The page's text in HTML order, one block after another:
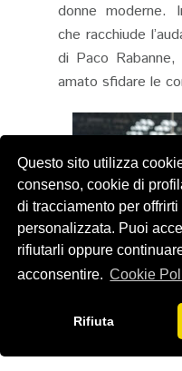
Questo sito utilizza
consenso, cookie di
di tracciamento per
personalizzata. Puoi
rifiutarli oppure
acconsentire. Cookie
Rifiuta
donne moderne.
che racchiude
di Paco
amato sfidare le